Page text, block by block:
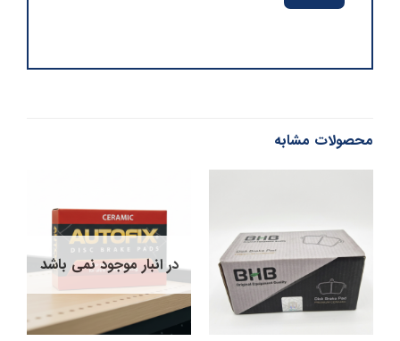
محصولات مشابه
در انبار موجود نمی باشد